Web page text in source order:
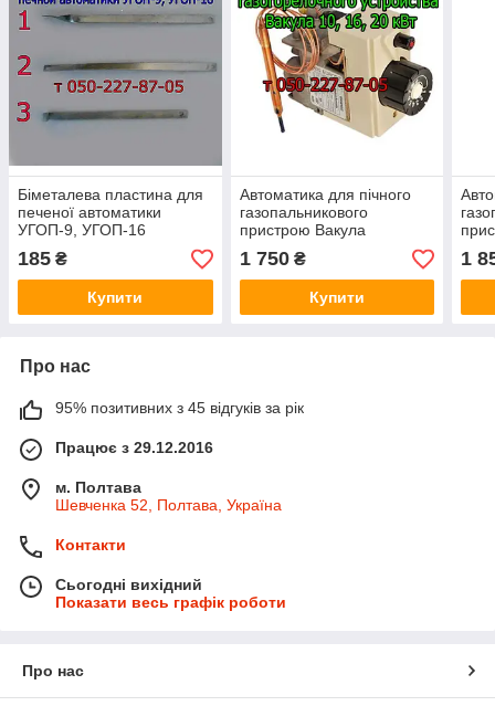
Біметалева пластина для
печеної автоматики
УГОП-9, УГОП-16
185 ₴
Купити
Автоматика для пічного
газопальникового
пристрою Вакула
1 750₴
Купити
1
Про нас
95% позитивних з 45 відгуків за рік
Працює з 29.12.2016
м. Полтава
Шевченка 52, Полтава, Україна
Контакти
Сьогодні вихідний
Показати весь графік роботи
Про нас